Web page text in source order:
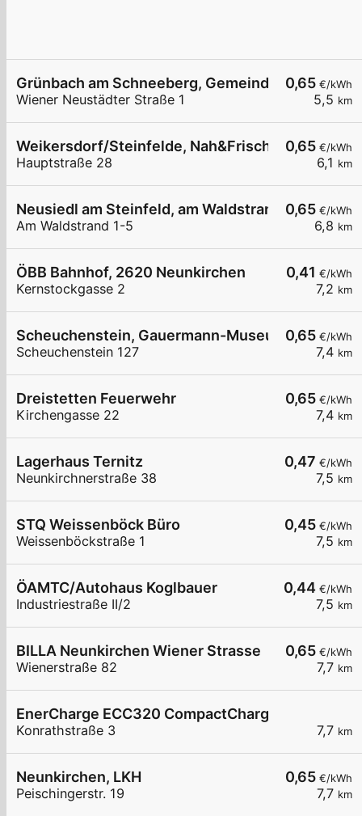
0,65 €/kWh
5,5 km
Grünbach am Schneeberg, Gemeindeamt
Wiener Neustädter Straße 1
0,65 €/kWh
6,1 km
Weikersdorf/Steinfelde, Nah&Frisch
Hauptstraße 28
0,65 €/kWh
6,8 km
Neusiedl am Steinfeld, am Waldstrand
Am Waldstrand 1-5
0,41 €/kWh
7,2 km
ÖBB Bahnhof, 2620 Neunkirchen
Kernstockgasse 2
0,65 €/kWh
7,4 km
Scheuchenstein, Gauermann-Museum
Scheuchenstein 127
0,65 €/kWh
7,4 km
Dreistetten Feuerwehr
Kirchengasse 22
0,47 €/kWh
7,5 km
Lagerhaus Ternitz
Neunkirchnerstraße 38
0,45 €/kWh
7,5 km
STQ Weissenböck Büro
Weissenböckstraße 1
0,44 €/kWh
7,5 km
ÖAMTC/Autohaus Koglbauer
Industriestraße II/2
0,65 €/kWh
7,7 km
BILLA Neunkirchen Wiener Strasse
Wienerstraße 82
7,7 km
EnerCharge ECC320 CompactCharger mit
Konrathstraße 3
0,65 €/kWh
7,7 km
Neunkirchen, LKH
Peischingerstr. 19